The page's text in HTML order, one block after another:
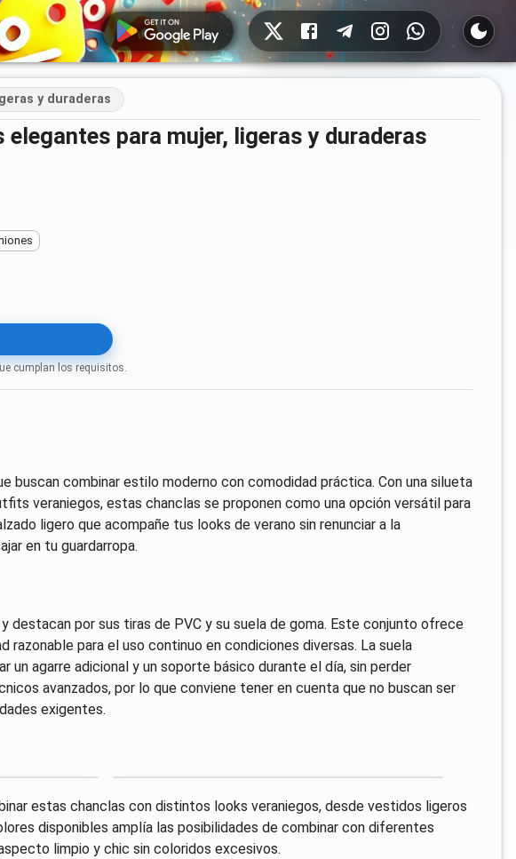
Redes sociales
y duraderas
elegantes para mujer, ligeras y duraderas
cumplan los requisitos.
buscan combinar estilo moderno con comodidad práctica. Con una silueta
veraniegos, estas chanclas se proponen como una opción versátil para
ligero que acompañe tus looks de verano sin renunciar a la
en tu guardarropa.
destacan por sus tiras de PVC y su suela de goma. Este conjunto ofrece
razonable para el uso continuo en condiciones diversas. La suela
un agarre adicional y un soporte básico durante el día, sin perder
avanzados, por lo que conviene tener en cuenta que no buscan ser
exigentes.
estas chanclas con distintos looks veraniegos, desde vestidos ligeros
disponibles amplía las posibilidades de combinar con diferentes
limpio y chic sin coloridos excesivos.